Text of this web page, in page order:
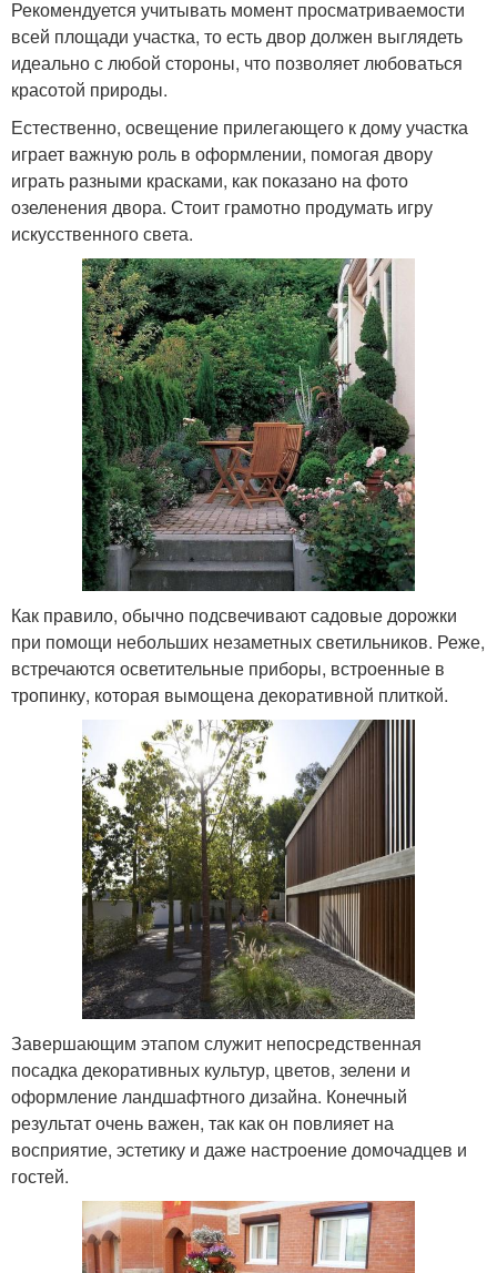
Рекомендуется учитывать момент просматриваемости
всей площади участка, то есть двор должен выглядеть
идеально с любой стороны, что позволяет любоваться
красотой природы.
Естественно, освещение прилегающего к дому участка
играет важную роль в оформлении, помогая двору
играть разными красками, как показано на фото
озеленения двора. Стоит грамотно продумать игру
искусственного света.
Как правило, обычно подсвечивают садовые дорожки
при помощи небольших незаметных светильников. Реже,
встречаются осветительные приборы, встроенные в
тропинку, которая вымощена декоративной плиткой.
Завершающим этапом служит непосредственная
посадка декоративных культур, цветов, зелени и
оформление ландшафтного дизайна. Конечный
результат очень важен, так как он повлияет на
восприятие, эстетику и даже настроение домочадцев и
гостей.